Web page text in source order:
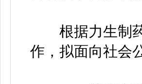
根据力生制药
作，拟面向社会